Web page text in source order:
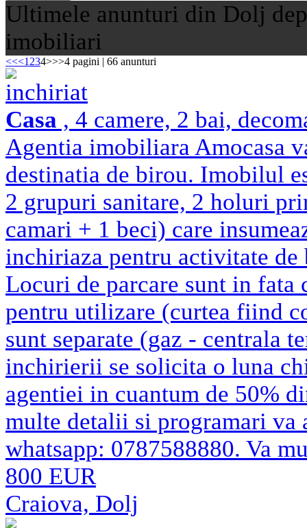
Ultimele anunturi din Dolj
imobiliari
<<<1 234>>>4 pagini | 66 anunturi
inchiriat
Casa , 4 camere, 2 bai,
Agentia imobiliara Amocasa
destinatia de birou. Imobilul
2 grupuri sanitare, 2 holuri
camari + 1 beci) care
inchiriaza pentru activitate
Locuri de parcare sunt in fata
pentru utilizare (curtea fiind
sunt separate (gaz - centrala
inchirierii se solicita o luna
agentiei in cuantum de 50%
multe detalii si programari va
whatsapp: 0787588880. Va
800 EUR
Craiova, Dolj